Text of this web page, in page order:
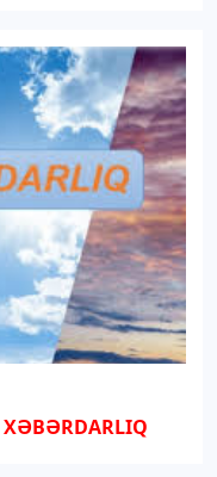
XƏBƏRDARLIQ